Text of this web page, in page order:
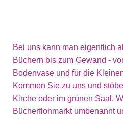
Bei uns kann man eigentlich
Büchern bis zum Gewand -
Bodenvase und für die
Kommen Sie zu uns und
Kirche oder im grünen Saal.
Bücherflohmarkt umbenannt